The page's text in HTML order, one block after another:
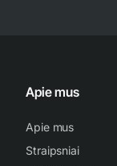
Apie mus
Apie mus
Straipsniai